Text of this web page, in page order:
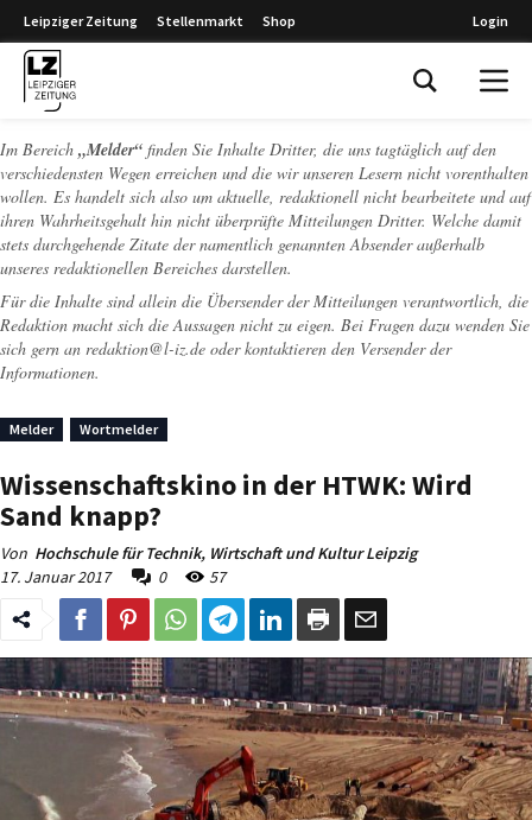
Leipziger Zeitung Stellenmarkt Shop Login
Im Bereich „Melder“ finden Sie Inhalte Dritter, die uns tagtäglich auf den
verschiedensten Wegen erreichen und die wir unseren Lesern nicht vorenthalten
wollen. Es handelt sich also um aktuelle, redaktionell nicht bearbeitete und auf
ihren Wahrheitsgehalt hin nicht überprüfte Mitteilungen Dritter. Welche damit
stets durchgehende Zitate der namentlich genannten Absender außerhalb
unseres redaktionellen Bereiches darstellen.
Für die Inhalte sind allein die Übersender der Mitteilungen verantwortlich, die
Redaktion macht sich die Aussagen nicht zu eigen. Bei Fragen dazu wenden Sie
sich gern an redaktion@l-iz.de oder kontaktieren den Versender der
Informationen.
Melder Wortmelder
Wissenschaftskino in der HTWK: Wird
Sand knapp?
Von Hochschule für Technik, Wirtschaft und Kultur Leipzig
17. Januar 2017
0 57